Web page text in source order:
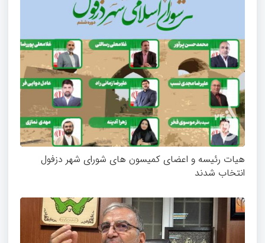
هیات رئیسه و اعضای کمیسون های شورای شهر دزفول
انتخاب شدند